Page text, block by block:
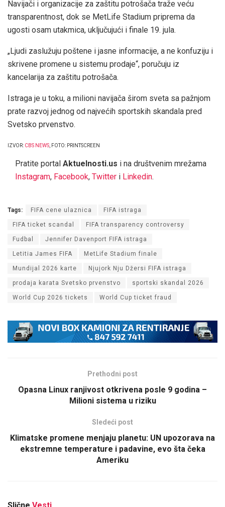
Navijači i organizacije za zaštitu potrošača traže veću
transparentnost, dok se MetLife Stadium priprema da
ugosti osam utakmica, uključujući i finale 19. jula.
„Ljudi zaslužuju poštene i jasne informacije, a ne konfuziju i
skrivene promene u sistemu prodaje“, poručuju iz
kancelarija za zaštitu potrošača.
Istraga je u toku, a milioni navijača širom sveta sa pažnjom
prate razvoj jednog od najvećih sportskih skandala pred
Svetsko prvenstvo.
IZVOR: CBS NEWS , FOTO: PRINTSCREEN
Pratite portal Aktuelnosti.us i na društvenim mrežama
Instagram, Facebook, Twitter i Linkedin.
Tags: FIFA cene ulaznica FIFA istraga
FIFA ticket scandal FIFA transparency controversy
Fudbal Jennifer Davenport FIFA istraga
Letitia James FIFA MetLife Stadium finale
Mundijal 2026 karte Njujork Nju Džersi FIFA istraga
prodaja karata Svetsko prvenstvo sportski skandal 2026
World Cup 2026 tickets World Cup ticket fraud
Prethodni post
Opasna Linux ranjivost otkrivena posle 9 godina –
Milioni sistema u riziku
Sledeći post
Klimatske promene menjaju planetu: UN upozorava na
ekstremne temperature i padavine, evo šta čeka
Ameriku